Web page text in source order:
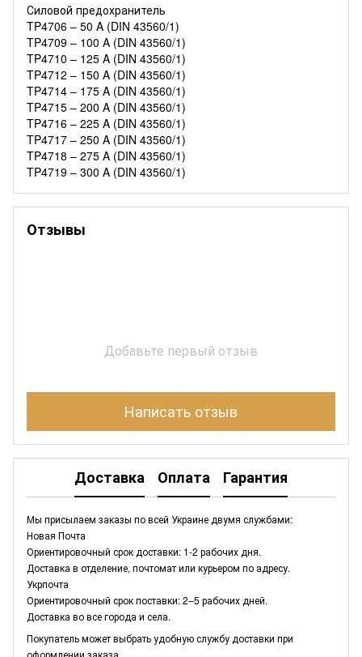
Силовой предохранитель
TP4706 – 50 A (DIN 43560/1)
TP4709 – 100 A (DIN 43560/1)
TP4710 – 125 A (DIN 43560/1)
TP4712 – 150 A (DIN 43560/1)
TP4714 – 175 A (DIN 43560/1)
TP4715 – 200 A (DIN 43560/1)
TP4716 – 225 A (DIN 43560/1)
TP4717 – 250 A (DIN 43560/1)
TP4718 – 275 A (DIN 43560/1)
TP4719 – 300 A (DIN 43560/1)
Отзывы
Добавьте первый отзыв
Написать отзыв
Доставка Оплата Гарантия
Мы присылаем заказы по всей Украине двумя службами:
Новая Почта
Ориентировочный срок доставки: 1-2 рабочих дня.
Доставка в отделение, почтомат или курьером по адресу.
Укрпочта
Ориентировочный срок поставки: 2–5 рабочих дней.
Доставка во все города и села.
Покупатель может выбрать удобную службу доставки при
оформлении заказа.